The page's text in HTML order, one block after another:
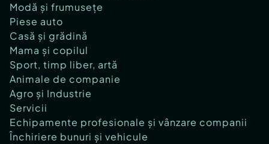
Modă și frumusețe
Piese auto
Casă și grădină
Mama și copilul
Sport, timp liber, artă
Animale de companie
Agro și Industrie
Servicii
Echipamente profesionale și vânzare companii
Închiriere bunuri și vehicule